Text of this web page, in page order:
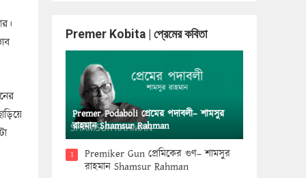
Premer Kobita | প্রেমের কবিতা
Premer Podaboli প্রেমের পদাবলী– শামসুর
রাহমান Shamsur Rahman
1
Premiker Gun প্রেমিকের গুণ– শামসুর
রাহমান Shamsur Rahman